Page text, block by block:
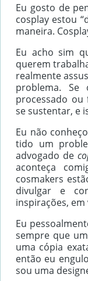
Eu gosto de
cosplay estou
maneira.
Eu acho sim
querem
realmente
problema.
processado
se sustentar, e
Eu não
tido um
advogado de
aconteça
cosmakers
divulgar e
inspirações, em
Eu
sempre que
uma cópia
então eu
sou uma